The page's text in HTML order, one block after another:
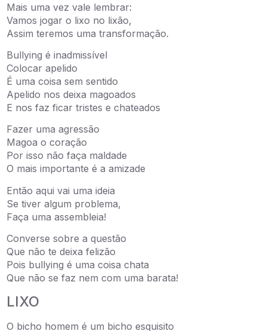
Mais uma vez vale lembrar:
Vamos jogar o lixo no lixão,
Assim teremos uma transformação.
Bullying é inadmissível
Colocar apelido
É uma coisa sem sentido
Apelido nos deixa magoados
E nos faz ficar tristes e chateados
Fazer uma agressão
Magoa o coração
Por isso não faça maldade
O mais importante é a amizade
Então aqui vai uma ideia
Se tiver algum problema,
Faça uma assembleia!
Converse sobre a questão
Que não te deixa felizão
Pois bullying é uma coisa chata
Que não se faz nem com uma barata!
LIXO
O bicho homem é um bicho esquisito